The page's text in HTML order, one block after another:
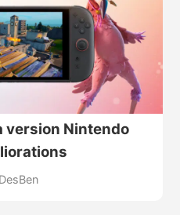
version Nintendo